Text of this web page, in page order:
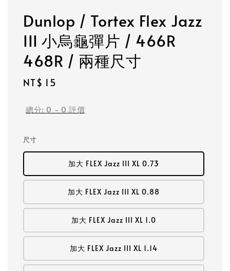
Dunlop / Tortex Flex Jazz
III 小烏龜彈片 / 466R
468R / 兩種尺寸
Regular
NT$ 15
總分: 0 - 0 評價
尺寸
加大 FLEX Jazz III XL 0.73
加大 FLEX Jazz III XL 0.88
加大 FLEX Jazz III XL 1.0
加大 FLEX Jazz III XL 1.14